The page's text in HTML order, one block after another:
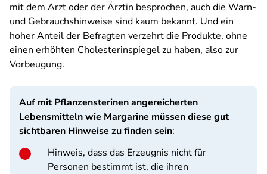
mit dem Arzt oder der Ärztin besprochen, auch die Warn-
und Gebrauchshinweise sind kaum bekannt. Und ein
hoher Anteil der Befragten verzehrt die Produkte, ohne
einen erhöhten Cholesterinspiegel zu haben, also zur
Vorbeugung.
Auf mit Pflanzensterinen angereicherten
Lebensmitteln wie Margarine müssen diese gut
sichtbaren Hinweise zu finden sein:
Hinweis, dass das Erzeugnis nicht für
Personen bestimmt ist, die ihren